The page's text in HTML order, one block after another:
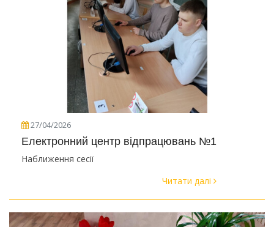
27/04/2026
Електронний центр відпрацювань №1
Наближення сесії
Читати далі